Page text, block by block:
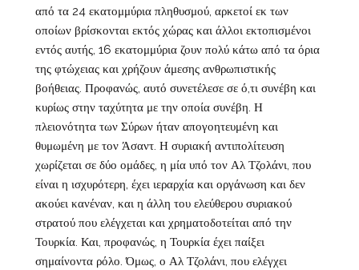
από τα 24 εκατομμύρια πληθυσμού, αρκετοί εκ των
οποίων βρίσκονται εκτός χώρας και άλλοι εκτοπισμένοι
εντός αυτής, 16 εκατομμύρια ζουν πολύ κάτω από τα όρια
της φτώχειας και χρήζουν άμεσης ανθρωπιστικής
βοήθειας. Προφανώς, αυτό συνετέλεσε σε ό,τι συνέβη και
κυρίως στην ταχύτητα με την οποία συνέβη. Η
πλειονότητα των Σύρων ήταν απογοητευμένη και
θυμωμένη με τον Άσαντ. Η συριακή αντιπολίτευση
χωρίζεται σε δύο ομάδες, η μία υπό τον Αλ Τζολάνι, που
είναι η ισχυρότερη, έχει ιεραρχία και οργάνωση και δεν
ακούει κανέναν, και η άλλη του ελεύθερου συριακού
στρατού που ελέγχεται και χρηματοδοτείται από την
Τουρκία. Και, προφανώς, η Τουρκία έχει παίξει
σημαίνοντα ρόλο. Όμως, ο Αλ Τζολάνι, που ελέγχει